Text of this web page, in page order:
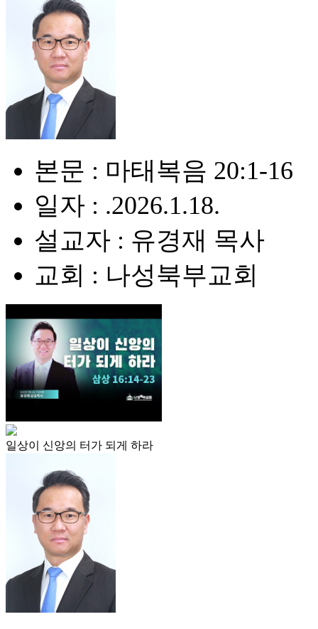
본문 : 마태복음 20:1-16
일자 : .2026.1.18.
설교자 : 유경재 목사
교회 : 나성북부교회
일상이 신앙의 터가 되게 하라